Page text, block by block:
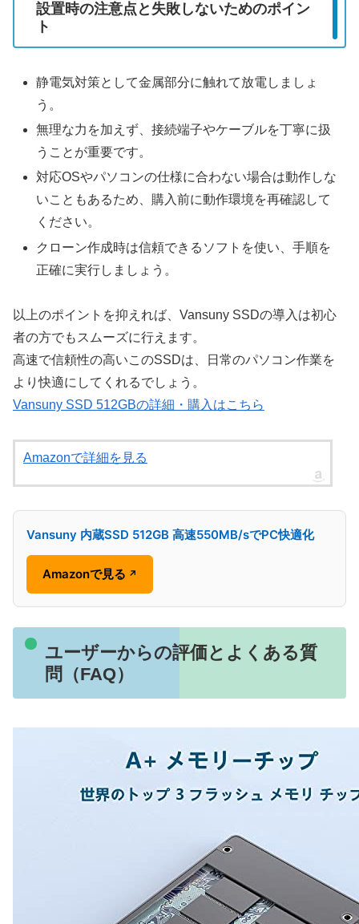
設置時の注意点と失敗しないためのポイン
ト
静電気対策として金属部分に触れて放電しましょ
う。
無理な力を加えず、接続端子やケーブルを丁寧に扱
うことが重要です。
対応OSやパソコンの仕様に合わない場合は動作しな
いこともあるため、購入前に動作環境を再確認して
ください。
クローン作成時は信頼できるソフトを使い、手順を
正確に実行しましょう。
以上のポイントを抑えれば、Vansuny SSDの導入は初心
者の方でもスムーズに行えます。
高速で信頼性の高いこのSSDは、日常のパソコン作業を
より快適にしてくれるでしょう。
Vansuny SSD 512GBの詳細・購入はこちら
Amazonで詳細を見る
Vansuny 内蔵SSD 512GB 高速550MB/sでPC快適化
Amazonで見る ↗
ユーザーからの評価とよくある質
問（FAQ）